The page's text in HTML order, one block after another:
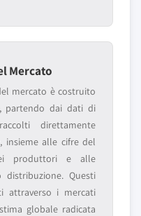
Mercato
mercato è costruito
partendo dai dati di
direttamente
insieme alle cifre del
produttori e alle
Questi
attraverso i mercati
globale radicata